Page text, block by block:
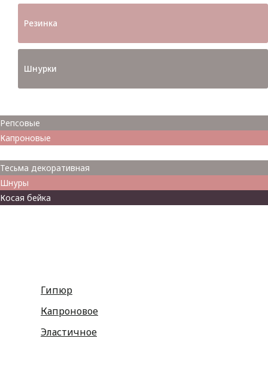
Резинка
Шнурки
Репсовые
Капроновые
Тесьма декоративная
Шнуры
Косая бейка
Гипюр
Капроновое
Эластичное